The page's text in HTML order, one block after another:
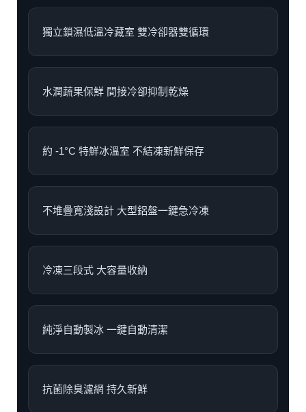
獨立鎖濕低溫冷藏室 雙冷卻器雙循環
水潤蔬果保鮮 間接冷卻抑制乾燥
約 -1°C 特鮮冰溫室 不結凍新鮮保存
不堆疊寬淺設計 大型鋁盤一鍵急冷凍
冷凍三段式 大容量收納
純淨自動製冰 一鍵自動清潔
抗菌除臭濾網 持久新鮮